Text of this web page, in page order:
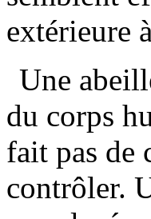
extérieure
Une
du corps
fait pas de
contrôler.